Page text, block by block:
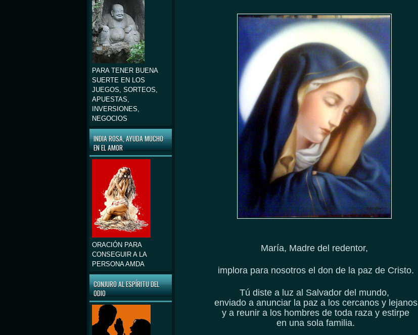
María, Madre del redentor,
implora para nosotros el don de la paz de Cristo.
Tú diste a luz al Salvador del mundo,
enviado a anunciar la paz a los cercanos y lejanos
y a reunir a los hombres de toda raza y estirpe
en una sola familia.
PARA TENER BUENA
SUERTE EN LOS
JUEGOS, SORTEOS,
APUESTAS,
INVERSIONES,
NEGOCIOS
INDIA ROSA, AYUDA MUCHO
EN EL AMOR
ORACIÓN PARA
CONSEGUIR A LA
PERSONA AMDA
CONJURO AL ESPÍRITU DEL
ODIO